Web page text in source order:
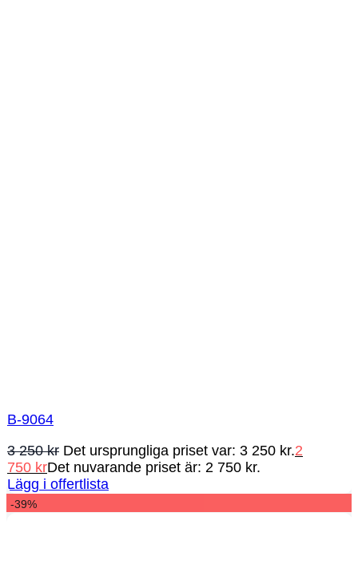
B-9064
3 250kr Det ursprungliga priset var: 3 250 kr.2
750 krDet nuvarande priset är: 2 750 kr.
Lägg i offertlista
-39%